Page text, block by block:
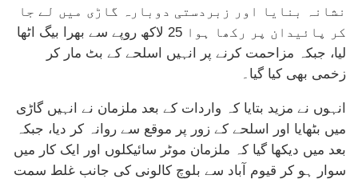
نشانہ بنایا اور زبردستی دوبارہ گاڑی میں لے جا
کر پائیدان پر رکھا ہوا 25 لاکھ روپے سے بھرا بیگ اٹھا
لیا، جبکہ مزاحمت کرنے پر انہیں اسلحے کے بٹ مار کر
زخمی بھی کیا گیا۔
انہوں نے مزید بتایا کہ واردات کے بعد ملزمان نے انہیں گاڑی
میں بٹھایا اور اسلحے کے زور پر موقع سے روانہ کر دیا، جبکہ
بعد میں دیکھا گیا کہ ملزمان موٹر سائیکلوں اور ایک کار میں
سوار ہو کر قیوم آباد سے بلوچ کالونی کی جانب غلط سمت